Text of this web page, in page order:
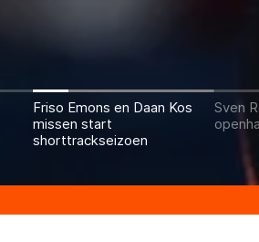
Friso Emons en Daan Kos
missen start
shorttrackseizoen
Sven